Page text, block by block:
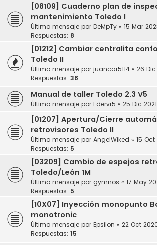
[08109] Cuaderno plan de
mantenimiento Toledo I
Último mensaje por DeMpTy « 15 Mar
Respuestas: 8
[01212] Cambiar centralita
Toledo II
Último mensaje por juancar5114 « 26
Respuestas: 38
Manual de taller Toledo 2.3 V5
Último mensaje por Edervr5 « 25 Dic
[01207] Apertura/Cierre
retrovisores Toledo II
Último mensaje por AngelWiked « 15 Oct
Respuestas: 5
[03209] Cambio de espejos
Toledo/León 1M
Último mensaje por gymnos « 17 May
Respuestas: 5
[10X07] Inyección monopunto
monotronic
Último mensaje por Epsilon « 22 Oct
Respuestas: 15